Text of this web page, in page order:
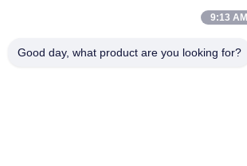
9:13 AM
Good day, what product are you looking for?